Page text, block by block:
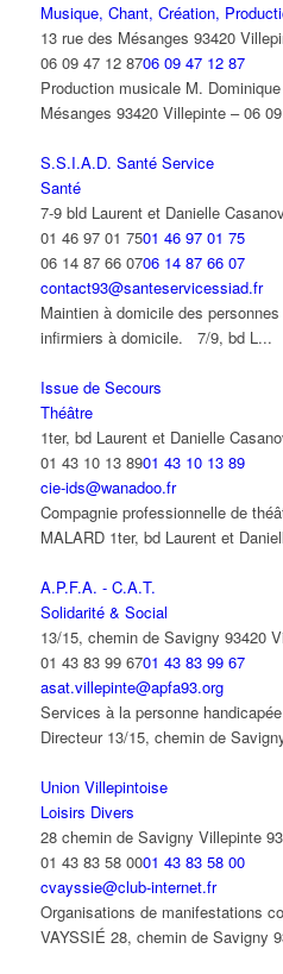
Musique, Chant, Création,
13 rue des Mésanges 93420
06 09 47 12 8706 09 47 12 87
Production musicale M.
Mésanges 93420 Villepinte – 06
S.S.I.A.D. Santé Service
Santé
7-9 bld Laurent et Danielle
01 46 97 01 7501 46 97 01 75
06 14 87 66 0706 14 87 66 07
contact93@santeservicessiad.fr
Maintien à domicile des
infirmiers à domicile. 7/9, bd L...
Issue de Secours
Théâtre
1ter, bd Laurent et Danielle
01 43 10 13 8901 43 10 13 89
cie-ids@wanadoo.fr
Compagnie professionnelle de
MALARD 1ter, bd Laurent et
A.P.F.A. - C.A.T.
Solidarité & Social
13/15, chemin de Savigny 93420
01 43 83 99 6701 43 83 99 67
asat.villepinte@apfa93.org
Services à la personne
Directeur 13/15, chemin de
Union Villepintoise
Loisirs Divers
28 chemin de Savigny Villepinte
01 43 83 58 0001 43 83 58 00
cvayssie@club-internet.fr
Organisations de manifestations
VAYSSIÉ 28, chemin de Savigny